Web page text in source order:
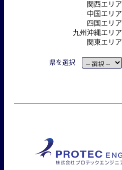
関西エリア
中国エリア
四国エリア
九州沖縄エリア
関東エリア
県を選択